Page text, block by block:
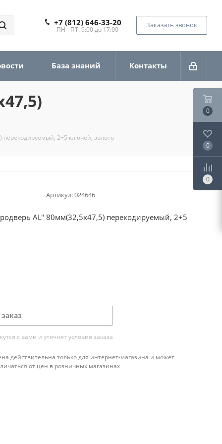
+7 (812) 646-33-20
ПН - ПТ: 9:00 до 17:00
Заказать звонок
База знаний Контакты
2+5 ключей, золото
Артикул:024646
AL" 80мм(32,5х47,5) перекодируемый, 2+5
с вами и уточнят условия заказа
действительна только для интернет-магазина и может
от цен в розничных магазинах
0
0
0